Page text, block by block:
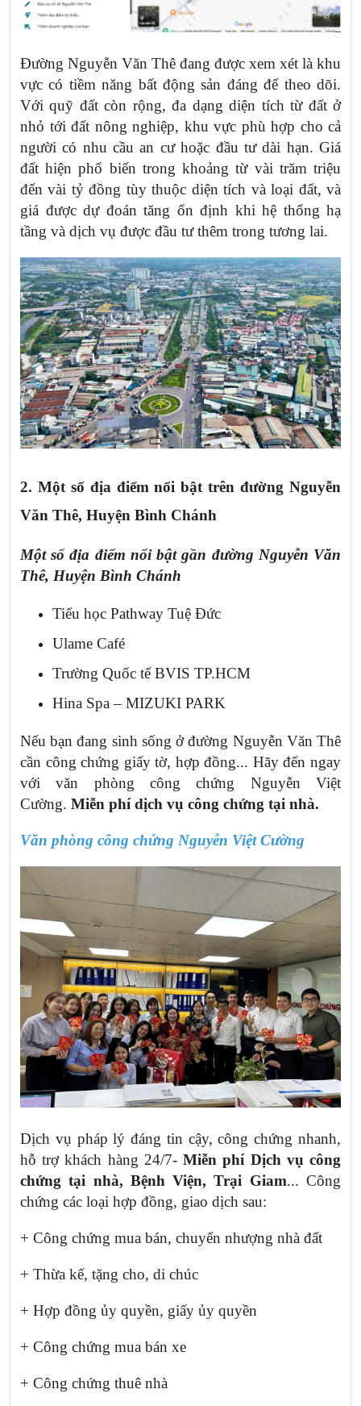
Đường Nguyễn Văn Thê đang được xem xét là khu
vực có tiềm năng bất động sản đáng để theo dõi.
Với quỹ đất còn rộng, đa dạng diện tích từ đất ở
nhỏ tới đất nông nghiệp, khu vực phù hợp cho cả
người có nhu cầu an cư hoặc đầu tư dài hạn. Giá
đất hiện phổ biến trong khoảng từ vài trăm triệu
đến vài tỷ đồng tùy thuộc diện tích và loại đất, và
giá được dự đoán tăng ổn định khi hệ thống hạ
tầng và dịch vụ được đầu tư thêm trong tương lai.
2. Một số địa điểm nổi bật trênđường Nguyễn
Văn Thê, Huyện Bình Chánh
Một số địa điểm nổi bậtgần đường Nguyễn Văn
Thê, Huyện Bình Chánh
Tiểu học Pathway Tuệ Đức
Ulame Café
Trường Quốc tế BVIS TP.HCM
Hina Spa – MIZUKI PARK
Nếu bạn đang sinh sống ở đường Nguyễn Văn Thê
cần công chứng giấy tờ, hợp đồng... Hãy đến ngay
với văn phòng công chứng Nguyễn Việt
Cường. Miễn phí dịch vụ công chứng tại nhà.
Văn phòng công chứng Nguyễn Việt Cường
Dịch vụ pháp lý đáng tin cậy, công chứng nhanh,
hỗ trợ khách hàng 24/7-Miễn phí Dịch vụ công
chứng tại nhà, Bệnh Viện, Trại Giam... Công
chứng các loại hợp đồng, giao dịch sau:
+ Công chứng mua bán, chuyển nhượng nhà đất
+ Thừa kế, tặng cho, di chúc
+ Hợp đồng ủy quyền, giấy ủy quyền
+ Công chứng mua bán xe
+ Công chứng thuê nhà